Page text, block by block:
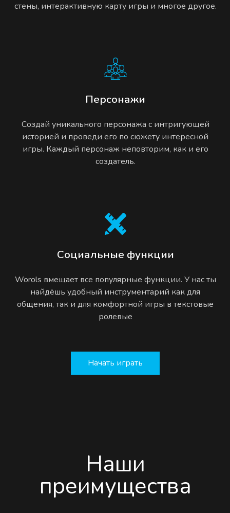
стены, интерактивную карту игры и многое другое.
Персонажи
Создай уникального персонажа с интригующей
историей и проведи его по сюжету интересной
игры. Каждый персонаж неповторим, как и его
создатель.
Социальные функции
Worols вмещает все популярные функции. У нас ты
найдёшь удобный инструментарий как для
общения, так и для комфортной игры в текстовые
ролевые
Начать играть
Наши
преимущества